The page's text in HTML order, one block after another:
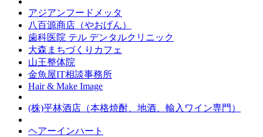
アジアンフードメッタ
八百源商店（やおげん）
歯科医院 テル デンタルクリニック
大森まちづくりカフェ
山王整体院
金魚屋IT相談事務所
Hair & Make Image
(株)平林酒店（本格焼酎、地酒、輸入ワイン専門）
ヘアーインハート